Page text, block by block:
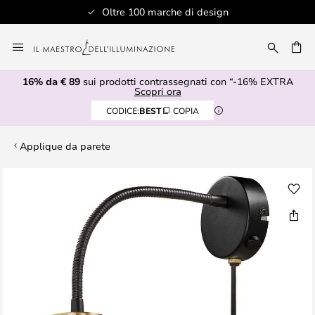
Oltre 100 marche di design
al
contenuto
16% da € 89sui prodotti contrassegnati con “-16% EXTRA
Scopri ora
CODICE:BEST COPIA
Applique da parete